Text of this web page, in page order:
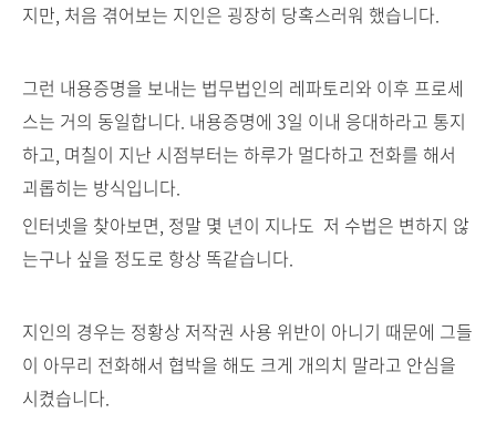
지만, 처음 겪어보는 지인은 굉장히 당혹스러워 했습니다.
그런 내용증명을 보내는 법무법인의 레파토리와 이후 프로세
스는 거의 동일합니다. 내용증명에 3일 이내 응대하라고 통지
하고, 며칠이 지난 시점부터는 하루가 멀다하고 전화를 해서
괴롭히는 방식입니다.
인터넷을 찾아보면, 정말 몇 년이 지나도 저 수법은 변하지 않
는구나 싶을 정도로 항상 똑같습니다.
지인의 경우는 정황상 저작권 사용 위반이 아니기 때문에 그들
이 아무리 전화해서 협박을 해도 크게 개의치 말라고 안심을
시켰습니다.